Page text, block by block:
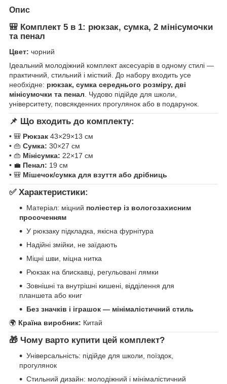
Опис
🎒 Комплект 5 в 1: рюкзак, сумка, 2 мінісумочки
та пенал
Цвет: чорний
Ідеальний молодіжний комплект аксесуарів в одному стилі —
практичний, стильний і місткий. До набору входить усе
необхідне: рюкзак, сумка середнього розміру, дві
мінісумочки та пенал . Чудово підійде для школи,
університету, повсякденних прогулянок або в подарунок.
📌 Що входить до комплекту:
• 🎒 Рюкзак 43×29×13 см
• 👜 Сумка: 30×27 см
• 👜 Мінісумка: 22×17 см
• 💼 Пенал: 19 см
• 🎒 Мішечок/сумка для взуття або дрібниць
✅ Характеристики:
Матеріал: міцний поліестер із вологозахисним
просоченням
У рюкзаку підкладка, якісна фурнітура
Надійні змійки, не заїдають
Міцні шви, міцна нитка
Рюкзак на блискавці, регульовані лямки
Зовнішні та внутрішні кишені, відділення для
планшета або книг
Без значків і іграшок — мінімалістичний стиль
🌍 Країна виробник: Китай
🎁 Чому варто купити цей комплект?
Універсальність: підійде для школи, поїздок,
прогулянок
Стильний дизайн: молодіжний і мінімалістичний